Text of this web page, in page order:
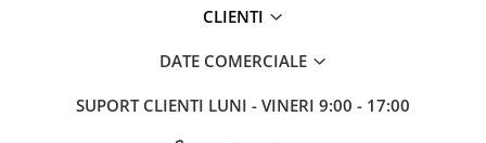
Mobilier baie
CLIENTI
DATE COMERCIALE
SUPORT CLIENTI LUNI - VINERI 9:00 - 17:00